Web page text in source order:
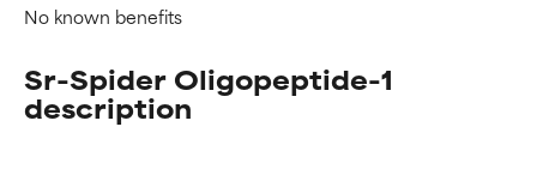
No known benefits
Sr-Spider Oligopeptide-1
description